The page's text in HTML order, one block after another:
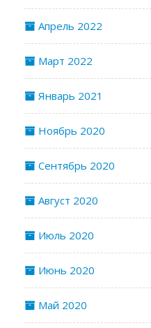
Апрель 2022
Март 2022
Январь 2021
Ноябрь 2020
Сентябрь 2020
Август 2020
Июль 2020
Июнь 2020
Май 2020